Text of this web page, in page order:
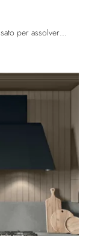
Un autentico laboratorio dove ogni spazio è pensato per assolvere a pieno ad una funzione ben specifica. Beverly è in grado di vestire infinite anime ...